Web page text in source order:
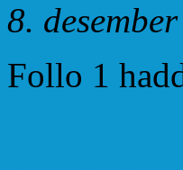
8.
Follo 1